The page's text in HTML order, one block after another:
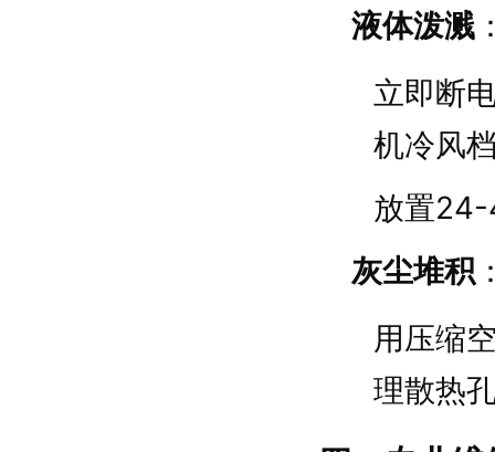
液体泼溅
立即断
机冷风
放置24-
灰尘堆积
用压缩
理散热